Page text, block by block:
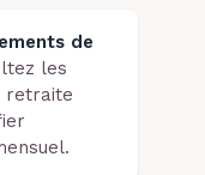
de
les
retraite